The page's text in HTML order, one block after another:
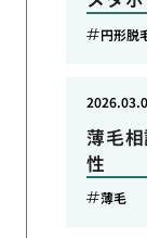
円形脱
薄毛
性
薄毛